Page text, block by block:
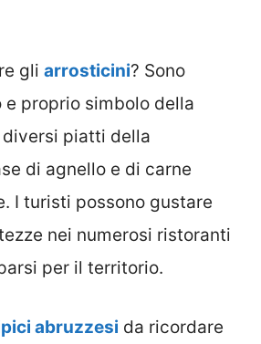
gli arrosticini? Sono
e proprio simbolo della
piatti della
di agnello e di carne
I turisti possono gustare
nei numerosi ristoranti
per il territorio.
abruzzesi da ricordare